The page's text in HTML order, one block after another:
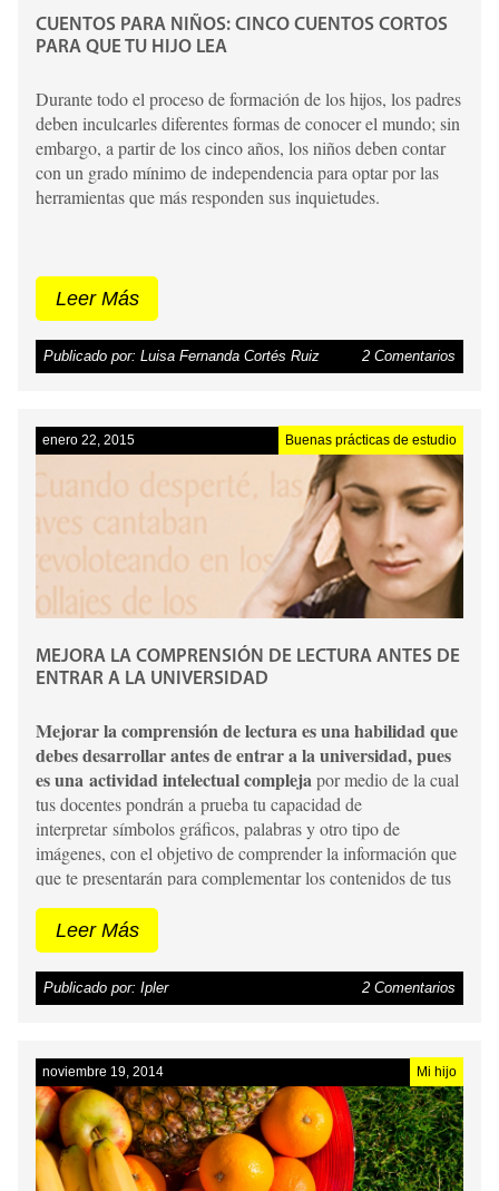
CUENTOS PARA NIÑOS: CINCO CUENTOS CORTOS
PARA QUE TU HIJO LEA
Durante todo el proceso de formación de los hijos, los padres
deben inculcarles diferentes formas de conocer el mundo; sin
embargo, a partir de los cinco años, los niños deben contar
con un grado mínimo de independencia para optar por las
herramientas que más responden sus inquietudes.
Leer Más
Publicado por: Luisa Fernanda Cortés Ruiz 2 Comentarios
enero 22, 2015 Buenas prácticas de estudio
MEJORA LA COMPRENSIÓN DE LECTURA ANTES DE
ENTRAR A LA UNIVERSIDAD
Mejorar la comprensión de lectura es una habilidad que
debes desarrollar antes de entrar a la universidad, pues
es una actividad intelectual complejapor medio de la cual
tus docentes pondrán a prueba tu capacidad de
interpretar símbolos gráficos, palabras y otro tipo de
imágenes, con el objetivo de comprender la información que
que te presentarán para complementar los contenidos de tus
fortalecer tu comprensión de lectura
obtener buenos resultados académicos en la universidad.
Haz clic en este enlace para conocer por que es importante la
com prensión de lectura en la prueba Saber 11.
Leer Más
Publicado por: Ipler 2 Comentarios
noviembre 19, 2014 Mi hijo